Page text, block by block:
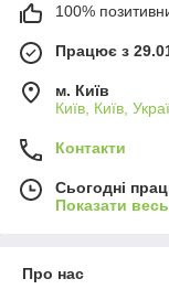
100%
Працює з
м. Київ
Київ, Київ,
Контакти
Сьогодні
Показати
Про нас